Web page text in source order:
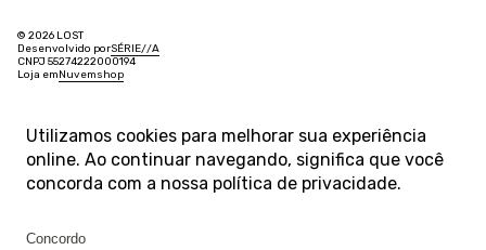
© 2026 LOST
Desenvolvido porSÉRIE//A
CNPJ 55274222000194
Loja emNuvemshop
Utilizamos cookies para melhorar sua experiência
online. Ao continuar navegando, significa que você
concorda com a nossa política de privacidade.
Concordo